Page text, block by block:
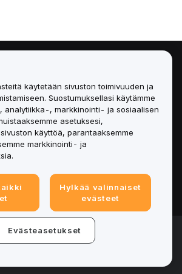
All rights reserved.
käytetään sivuston toimivuuden ja
Suostumuksellasi käytämme
analytiikka-, markkinointi- ja sosiaalisen
asetuksesi,
käyttöä, parantaaksemme
markkinointi- ja
Hylkää valinnaiset
evästeet
Evästeasetukset